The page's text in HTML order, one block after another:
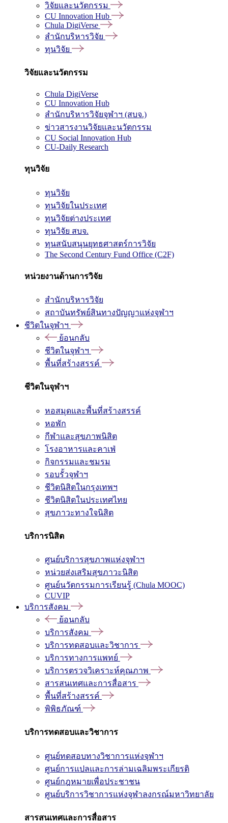
วิจัยและนวัตกรรม
CU Innovation Hub
Chula DigiVerse
สำนักบริหารวิจัย
ทุนวิจัย
วิจัยและนวัตกรรม
Chula DigiVerse
CU Innovation Hub
สำนักบริหารวิจัยจุฬาฯ (สบจ.)
ข่าวสารงานวิจัยและนวัตกรรม
CU Social Innovation Hub
CU-Daily Research
ทุนวิจัย
ทุนวิจัย
ทุนวิจัยในประเทศ
ทุนวิจัยต่างประเทศ
ทุนวิจัย สบจ.
ทุนสนับสนุนยุทธศาสตร์การวิจัย
The Second Century Fund Office (C2F)
หน่วยงานด้านการวิจัย
สำนักบริหารวิจัย
สถาบันทรัพย์สินทางปัญญาแห่งจุฬาฯ
ชีวิตในจุฬาฯ
ย้อนกลับ
ชีวิตในจุฬาฯ
พื้นที่สร้างสรรค์
ชีวิตในจุฬาฯ
หอสมุดและพื้นที่สร้างสรรค์
หอพัก
กีฬาและสุขภาพนิสิต
โรงอาหารและคาเฟ่
กิจกรรมและชมรม
รอบรั้วจุฬาฯ
ชีวิตนิสิตในกรุงเทพฯ
ชีวิตนิสิตในประเทศไทย
สุขภาวะทางใจนิสิต
บริการนิสิต
ศูนย์บริการสุขภาพแห่งจุฬาฯ
หน่วยส่งเสริมสุขภาวะนิสิต
ศูนย์นวัตกรรมการเรียนรู้ (Chula MOOC)
CUVIP
บริการสังคม
ย้อนกลับ
บริการสังคม
บริการทดสอบและวิชาการ
บริการทางการแพทย์
บริการตรวจวิเคราะห์คุณภาพ
สารสนเทศและการสื่อสาร
พื้นที่สร้างสรรค์
พิพิธภัณฑ์
บริการทดสอบและวิชาการ
ศูนย์ทดสอบทางวิชาการแห่งจุฬาฯ
ศูนย์การแปลและการล่ามเฉลิมพระเกียรติ
ศูนย์กฎหมายเพื่อประชาชน
ศูนย์บริการวิชาการแห่งจุฬาลงกรณ์มหาวิทยาลัย
สารสนเทศและการสื่อสาร